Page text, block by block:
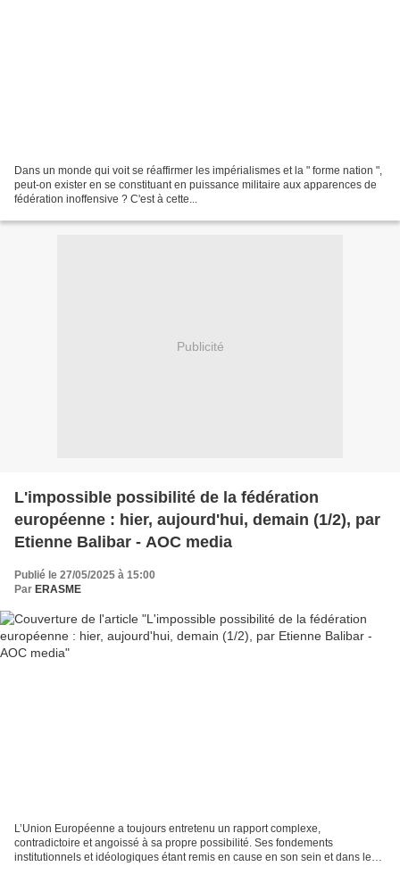
Dans un monde qui voit se réaffirmer les impérialismes et la " forme nation ",
peut-on exister en se constituant en puissance militaire aux apparences de
fédération inoffensive ? C'est à cette...
Publicité
L'impossible possibilité de la fédération
européenne : hier, aujourd'hui, demain (1/2), par
Etienne Balibar - AOC media
Publié le 27/05/2025 à 15:00
Par ERASME
L’Union Européenne a toujours entretenu un rapport complexe,
contradictoire et angoissé à sa propre possibilité. Ses fondements
institutionnels et idéologiques étant remis en cause en son sein et dans le